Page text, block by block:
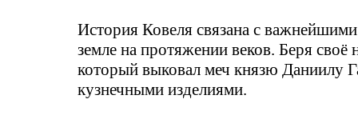
История Ковеля связана с
земле на протяжении веков. Беря своё
который выковал меч князю Даниилу
кузнечными изделиями.